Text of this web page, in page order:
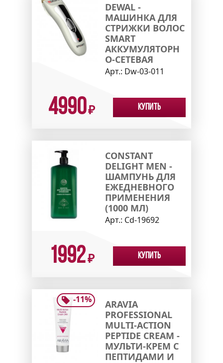
DEWAL -
МАШИНКА ДЛЯ
СТРИЖКИ ВОЛОС
SMART
АККУМУЛЯТОРН
О-СЕТЕВАЯ
Арт.: Dw-03-011
4990₽ Купить
CONSTANT
DELIGHT MEN -
ШАМПУНЬ ДЛЯ
ЕЖЕДНЕВНОГО
ПРИМЕНЕНИЯ
(1000 МЛ)
Арт.: Cd-19692
1992₽ Купить
-11%
ARAVIA
PROFESSIONAL
MULTI-ACTION
PEPTIDE CREAM -
МУЛЬТИ-КРЕМ С
ПЕПТИДАМИ И